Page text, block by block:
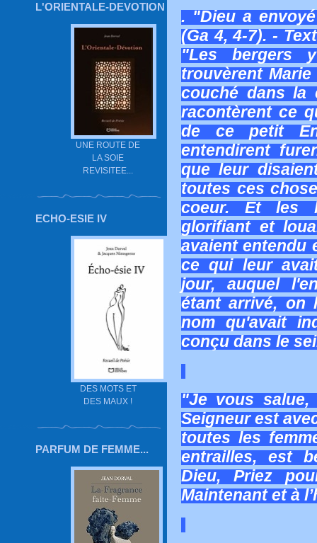
L'ORIENTALE-DEVOTION
UNE ROUTE DE
LA SOIE
REVISITEE...
ECHO-ESIE IV
DES MOTS ET
DES MAUX !
PARFUM DE FEMME...
. "Dieu a
(Ga 4, 4-7). -
"Les bergers
trouvèrent
couché dans la
racontèrent ce
de ce petit
entendirent
que leur
toutes ces
coeur. Et les
glorifiant et
avaient entendu
ce qui leur
jour, auquel
étant arrivé, on
nom qu'avait
conçu dans le
"Je vous
Seigneur est
toutes les
entrailles, est
Dieu, Priez
Maintenant et à